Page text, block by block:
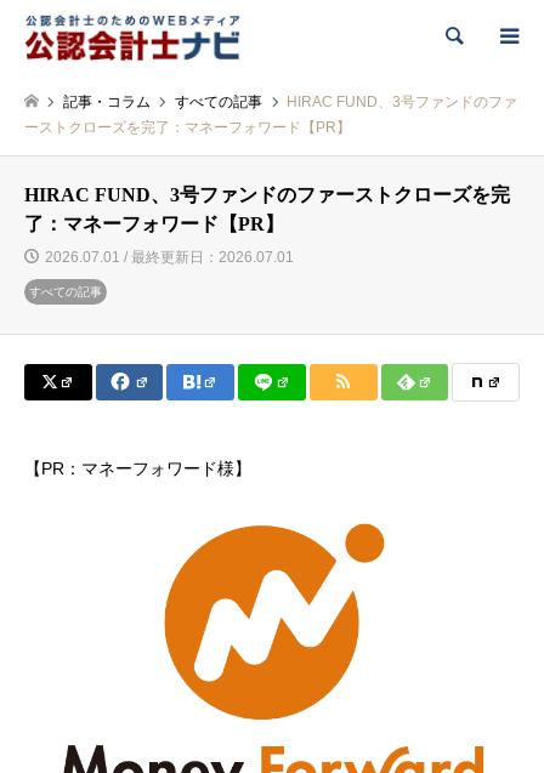
検索
記事・コラム すべての記事
HIRAC FUND、3号ファンドのファ
ーストクローズを完了：マネーフォワード【PR】
HIRAC FUND、3号ファンドのファーストクローズを完
了：マネーフォワード【PR】
2026.07.01 / 最終更新日：2026.07.01
すべての記事
【PR：マネーフォワード様】